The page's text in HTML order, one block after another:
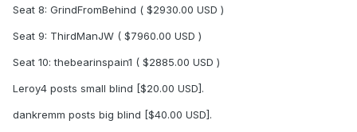
Seat 8: GrindFromBehind ( $2930.00 USD )
Seat 9: ThirdManJW ( $7960.00 USD )
Seat 10: thebearinspain1 ( $2885.00 USD )
Leroy4 posts small blind [$20.00 USD].
dankremm posts big blind [$40.00 USD].